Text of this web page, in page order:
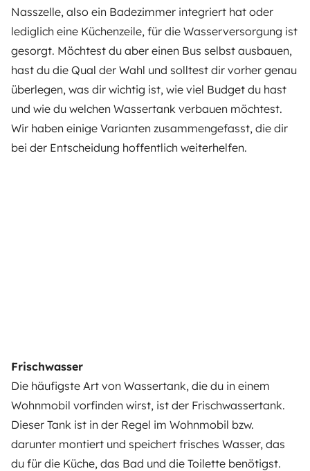
Nasszelle, also ein Badezimmer integriert hat oder
lediglich eine Küchenzeile, für die Wasserversorgung ist
gesorgt. Möchtest du aber einen Bus selbst ausbauen,
hast du die Qual der Wahl und solltest dir vorher genau
überlegen, was dir wichtig ist, wie viel Budget du hast
und wie du welchen Wassertank verbauen möchtest.
Wir haben einige Varianten zusammengefasst, die dir
bei der Entscheidung hoffentlich weiterhelfen.
Frischwasser
Die häufigste Art von Wassertank, die du in einem
Wohnmobil vorfinden wirst, ist der Frischwassertank.
Dieser Tank ist in der Regel im Wohnmobil bzw.
darunter montiert und speichert frisches Wasser, das
du für die Küche, das Bad und die Toilette benötigst.